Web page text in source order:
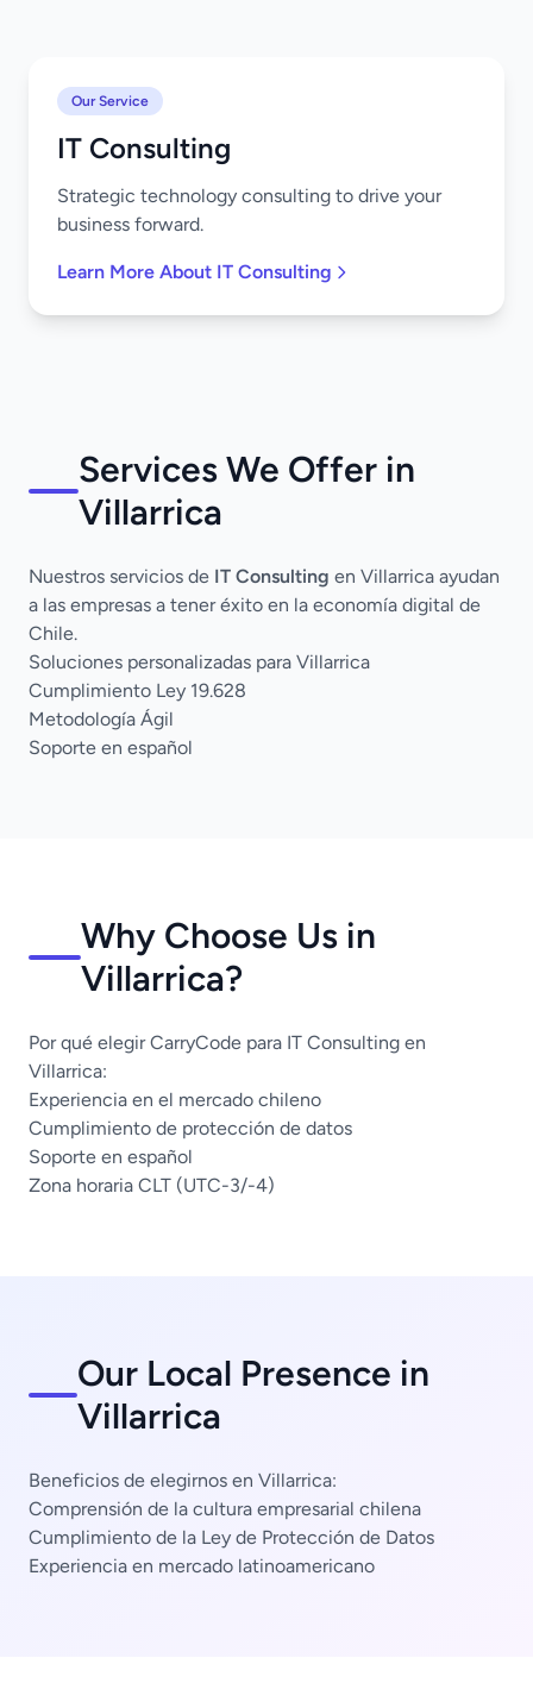
Our Service
IT Consulting
Strategic technology consulting to drive your
business forward.
Learn More About IT Consulting
Services We Offer in
Villarrica
Nuestros servicios de IT Consulting en Villarrica ayudan
a las empresas a tener éxito en la economía digital de
Chile.
Soluciones personalizadas para Villarrica
Cumplimiento Ley 19.628
Metodología Ágil
Soporte en español
Why Choose Us in
Villarrica?
Por qué elegir CarryCode para IT Consulting en
Villarrica:
Experiencia en el mercado chileno
Cumplimiento de protección de datos
Soporte en español
Zona horaria CLT (UTC-3/-4)
Our Local Presence in
Villarrica
Beneficios de elegirnos en Villarrica:
Comprensión de la cultura empresarial chilena
Cumplimiento de la Ley de Protección de Datos
Experiencia en mercado latinoamericano